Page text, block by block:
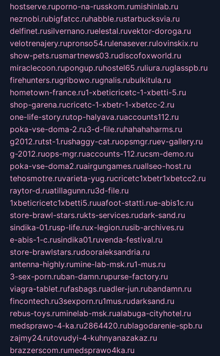
hostserve.ruporno-na-russkom.rumishinlab.ru
neznobi.rubigfatcc.ruhabble.rustarbucksvia.ru
delfinet.rusilvernano.ruelestal.ruvektor-doroga.ru
velotrenajery.rupronso54.rulenasever.rulovinskix.ru
show-pets.rusmartnews03.rudiscofoxworld.ru
miraclecoon.rupongup.ruhostel65.ruliura.ruglasspb.ru
firehunters.rugribowo.rugnalis.rubulkitula.ru
hometown-france.ru1-xbeticricetc-1-xbetti-5.ru
shop-garena.rucricetc-1-xbetr-1-xbetcc-2.ru
one-life-story.rutop-halyava.ruaccounts112.ru
poka-vse-doma-2.ru3-d-file.ruhahahaharms.ru
g2012.rutst-1.rushaggy-cat.ruopsmgr.ruev-gallery.ru
g-2012.ruops-mgr.ruaccounts-112.rucsm-demo.ru
poka-vse-doma2.ruairgungames.ruallseo-host.ru
tehosmotre.ruvarieta-yug.rucricetc1xbetr1xbetcc2.ru
raytor-d.ruatillagunn.ru3d-file.ru
1xbeticricetc1xbetti5.ruuafoot-statti.rue-abis1c.ru
store-brawl-stars.rukts-services.rudark-sand.ru
sindika-01.rusp-life.rux-legion.rusib-archives.ru
e-abis-1-c.rusindika01.ruvenda-festival.ru
store-brawlstars.rudooraleksandria.ru
antenna-highly.rumine-lab-msk.ru1-mus.ru
3-sex-porn.ruban-damn.rupurse-factory.ru
viagra-tablet.rufasbags.ruadler-jun.rubandamn.ru
fincontech.ru3sexporn.ru1mus.rudarksand.ru
rebus-toys.ruminelab-msk.rualabuga-cityhotel.ru
medsprawo-4-ka.ru2864420.rublagodarenie-spb.ru
zajmy24.rutovudyi-4-kuhnyanazakaz.ru
brazzerscom.rumedsprawo4ka.ru